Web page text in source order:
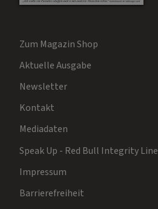
Zum Magazin Shop
Aktuelle Ausgabe
Newsletter
Kontakt
Mediadaten
Speak Up - Red Bull Integrity Line
Impressum
Barrierefreiheit